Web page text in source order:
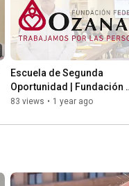
Escuela de Segunda
Oportunidad | Fundación
Federico Ozanam
83 views • 1 year ago